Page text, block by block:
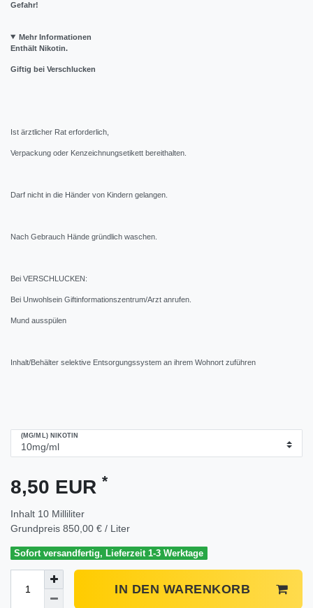
Gefahr!
Mehr Informationen
Enthält Nikotin.
Giftig bei Verschlucken
Ist ärztlicher Rat erforderlich,
Verpackung oder Kenzeichnungsetikett bereithalten.
Darf nicht in die Händer von Kindern gelangen.
Nach Gebrauch Hände gründlich waschen.
Bei VERSCHLUCKEN:
Bei Unwohlsein Giftinformationszentrum/Arzt anrufen.
Mund ausspülen
Inhalt/Behälter selektive Entsorgungssystem an ihrem Wohnort zuführen
(MG/ML) NIKOTIN
8,50 EUR *
Inhalt 10 Milliliter
Grundpreis 850,00 € / Liter
Sofort versandfertig, Lieferzeit 1-3 Werktage
IN DEN WARENKORB